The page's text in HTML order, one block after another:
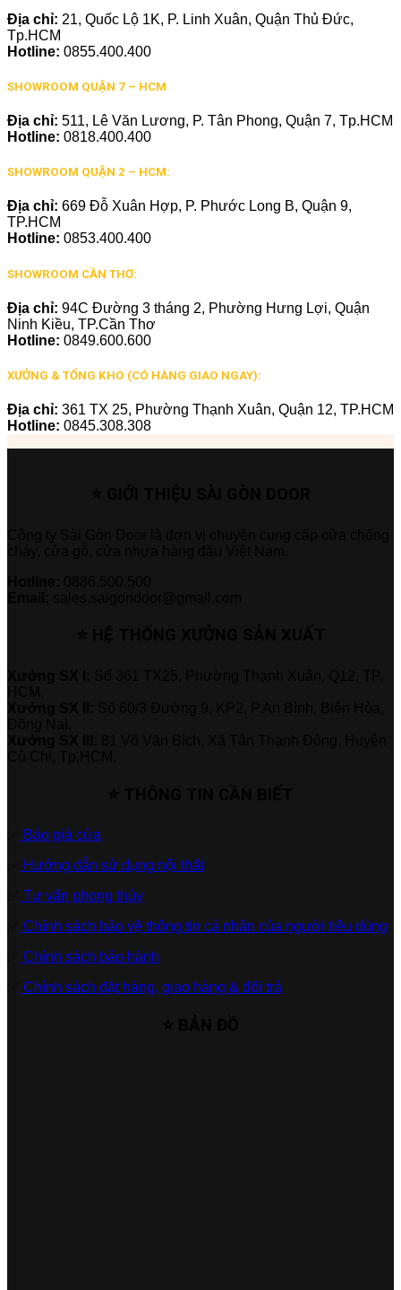
Địa chỉ: 21, Quốc Lộ 1K, P. Linh Xuân, Quận Thủ Đức,
Tp.HCM
Hotline: 0855.400.400
SHOWROOM QUẬN 7 – HCM
Địa chỉ: 511, Lê Văn Lương, P. Tân Phong, Quận 7, Tp.HCM
Hotline: 0818.400.400
SHOWROOM QUẬN 2 – HCM:
Địa chỉ: 669 Đỗ Xuân Hợp, P. Phước Long B, Quận 9,
TP.HCM
Hotline: 0853.400.400
SHOWROOM CẦN THƠ:
Địa chỉ: 94C Đường 3 tháng 2, Phường Hưng Lợi, Quận
Ninh Kiều, TP.Cần Thơ
Hotline: 0849.600.600
XƯỞNG & TỔNG KHO (CÓ HÀNG GIAO NGAY):
Địa chỉ: 361 TX 25, Phường Thạnh Xuân, Quận 12, TP.HCM
Hotline: 0845.308.308
Báo giá cửa
Hướng dẫn sử dụng nội thất
Tư vấn phong thủy
Chính sách bảo vệ thông tin cá nhân của người tiêu dùng
Chính sách bảo hành
Chính sách đặt hàng, giao hàng & đổi trả